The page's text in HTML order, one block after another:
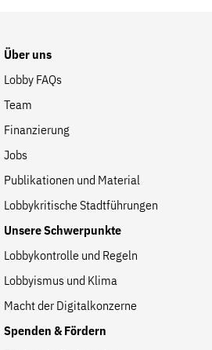
Über uns
Lobby FAQs
Team
Finanzierung
Jobs
Publikationen und Material
Lobbykritische Stadtführungen
Unsere Schwerpunkte
Lobbykontrolle und Regeln
Lobbyismus und Klima
Macht der Digitalkonzerne
Spenden & Fördern